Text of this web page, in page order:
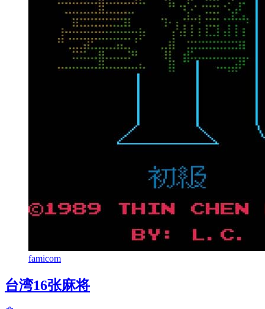
famicom
台湾16张麻将